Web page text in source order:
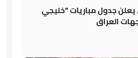
يعلن جدول مباريات "خليجي